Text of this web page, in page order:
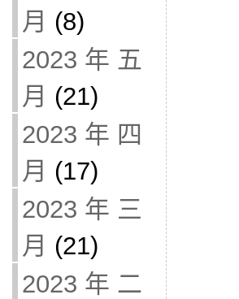
月 (8)
2023 年 五
月 (21)
2023 年 四
月 (17)
2023 年 三
月 (21)
2023 年 二